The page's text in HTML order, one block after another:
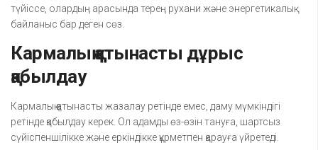
түйіссе, олардың арасында терең рухани және энергетикалық
байланыс бар деген сөз.
Кармалық қатынасты дұрыс
қабылдау
Кармалық қатынасты жазалау ретінде емес, даму мүмкіндігі
ретінде қабылдау керек. Ол адамды өз-өзін тануға, шартсыз
сүйіспеншілікке және еркіндікке құрметпен қарауға үйретеді.